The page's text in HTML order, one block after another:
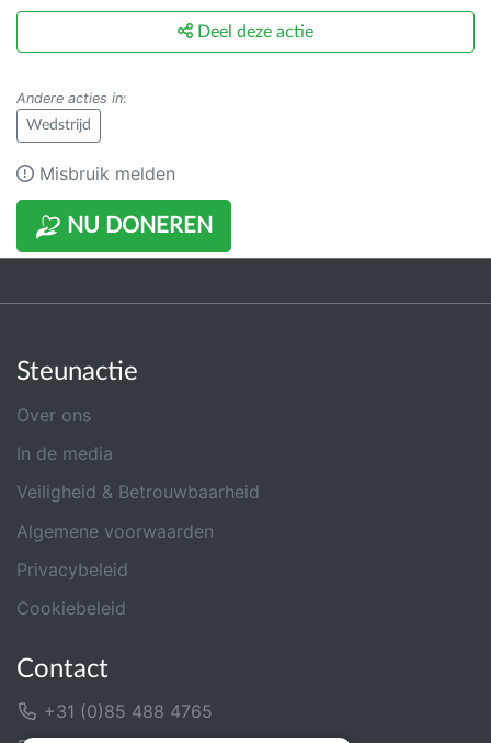
NU DONEREN
Deel deze actie
Andere acties in:
Wedstrijd
Misbruik melden
Steunactie
Over ons
In de media
Veiligheid & Betrouwbaarheid
Algemene voorwaarden
Privacybeleid
Cookiebeleid
Contact
+31 (0)85 488 4765